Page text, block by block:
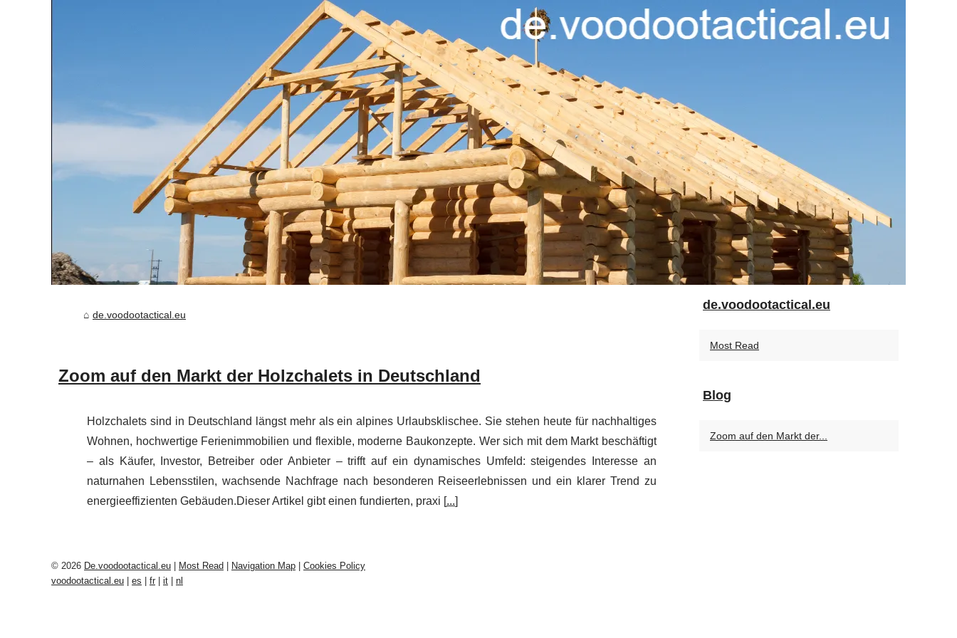
de.voodootactical.eu
Zoom auf den Markt der Holzchalets in Deutschland
Holzchalets sind in Deutschland längst mehr als ein alpines Urlaubsklischee. Sie stehen heute für nachhaltiges
Wohnen, hochwertige Ferienimmobilien und flexible, moderne Baukonzepte. Wer sich mit dem Markt beschäftigt
– als Käufer, Investor, Betreiber oder Anbieter – trifft auf ein dynamisches Umfeld: steigendes Interesse an
naturnahen Lebensstilen, wachsende Nachfrage nach besonderen Reiseerlebnissen und ein klarer Trend zu
energieeffizienten Gebäuden.Dieser Artikel gibt einen fundierten, praxi [...]
de.voodootactical.eu
Most Read
Blog
Zoom auf den Markt der...
© 2026 De.voodootactical.eu Most Read Navigation Map
Cookies Policy
voodootactical.eu
es fr it nl